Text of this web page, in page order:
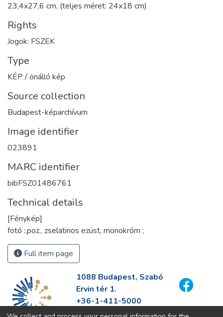
23,4x27,6 cm, (teljes méret: 24x18 cm)
Rights
Jogok: FSZEK
Type
KÉP / önálló kép
Source collection
Budapest-képarchívum
Image identifier
023891
MARC identifier
bibFSZ01486761
Technical details
[Fénykép]
fotó :,poz., zselatinos ezüst, monokróm ;
Full item page
1088 Budapest, Szabó
Ervin tér 1.
+36-1-411-5000
info@fszek.hu